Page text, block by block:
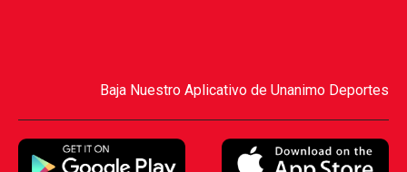
Baja Nuestro Aplicativo de Unanimo Deportes